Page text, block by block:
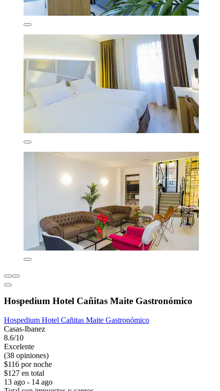
Hospedium Hotel Cañitas Maite Gastronómico
Hospedium Hotel Cañitas Maite Gastronómico
Casas-Ibanez
8.6/10
Excelente
(38 opiniones)
$116 por noche
$127 en total
13 ago - 14 ago